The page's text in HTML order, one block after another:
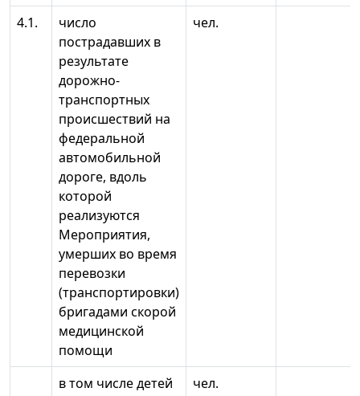
4.1.
число
пострадавших в
результате
дорожно-
транспортных
происшествий на
федеральной
автомобильной
дороге, вдоль
которой
реализуются
Мероприятия,
умерших во время
перевозки
(транспортировки)
бригадами скорой
медицинской
помощи
чел.
в том числе детей
чел.